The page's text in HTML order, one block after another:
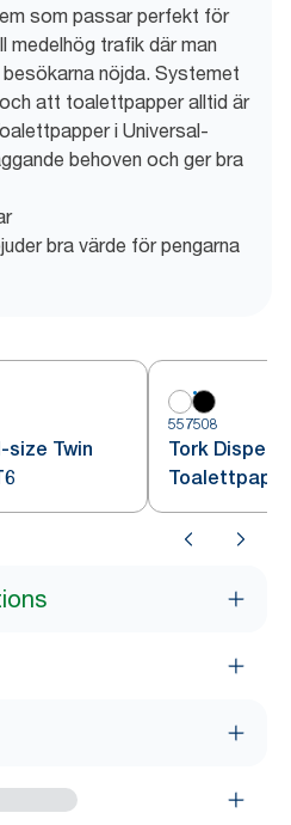
som passar perfekt för
medelhög trafik där man
nöjda. Systemet
att toalettpapper alltid är
i Universal-
behoven och ger bra
bra värde för pengarna
size Twin
557508
Tork